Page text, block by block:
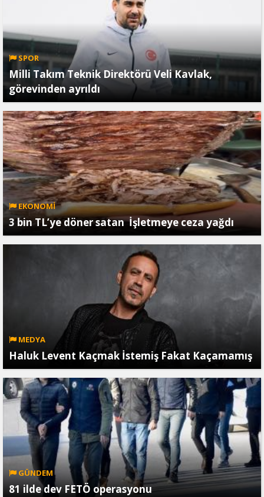
SPOR
Milli Takım Teknik Direktörü Veli Kavlak,
görevinden ayrıldı
EKONOMİ
3 bin TL’ye döner satan İşletmeye ceza yağdı
MEDYA
Haluk Levent Kaçmak İstemiş Fakat Kaçamamış
GÜNDEM
81 ilde dev FETÖ operasyonu